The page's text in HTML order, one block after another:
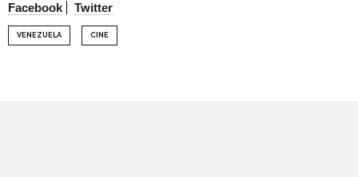
Facebook Twitter
VENEZUELA CINE